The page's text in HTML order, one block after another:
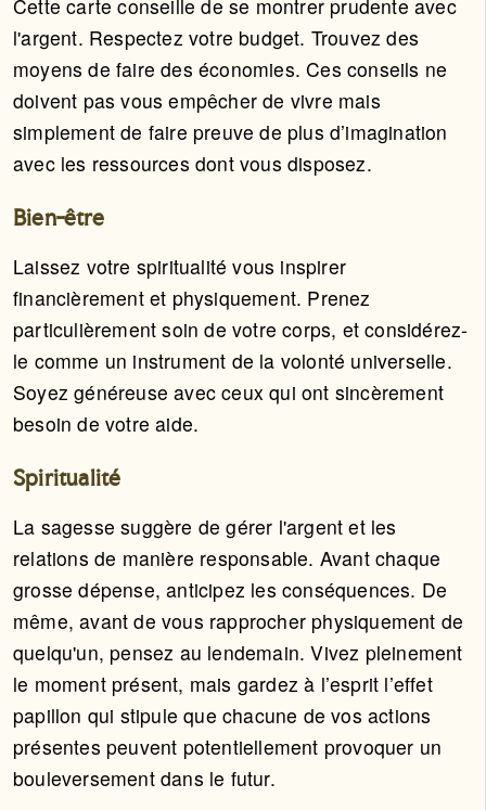
Cette carte conseille de se montrer prudente avec
l'argent. Respectez votre budget. Trouvez des
moyens de faire des économies. Ces conseils ne
doivent pas vous empêcher de vivre mais
simplement de faire preuve de plus d’imagination
avec les ressources dont vous disposez.
Bien-être
Laissez votre spiritualité vous inspirer
financièrement et physiquement. Prenez
particulièrement soin de votre corps, et considérez-
le comme un instrument de la volonté universelle.
Soyez généreuse avec ceux qui ont sincèrement
besoin de votre aide.
Spiritualité
La sagesse suggère de gérer l'argent et les
relations de manière responsable. Avant chaque
grosse dépense, anticipez les conséquences. De
même, avant de vous rapprocher physiquement de
quelqu'un, pensez au lendemain. Vivez pleinement
le moment présent, mais gardez à l’esprit l’effet
papillon qui stipule que chacune de vos actions
présentes peuvent potentiellement provoquer un
bouleversement dans le futur.